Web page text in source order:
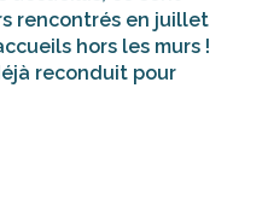
rencontrés en juillet
hors les murs !
reconduit pour